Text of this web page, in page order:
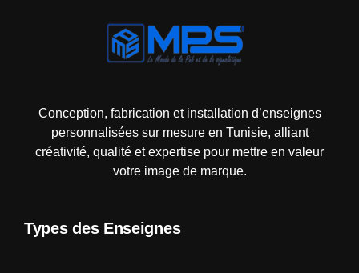
Conception, fabrication et installation d’enseignes
personnalisées sur mesure en Tunisie, alliant
créativité, qualité et expertise pour mettre en valeur
votre image de marque.
Types des Enseignes